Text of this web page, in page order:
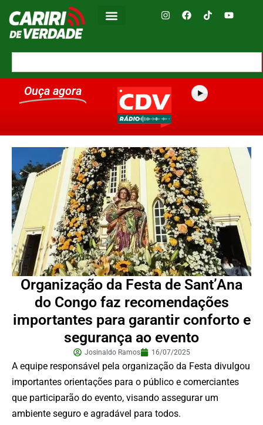
Ouça agora
Organização da Festa de Sant’Ana
do Congo faz recomendações
importantes para garantir conforto e
segurança ao evento
Josinaldo Ramos 16/07/2025
A equipe responsável pela organização da Festa divulgou
importantes orientações para o público e comerciantes
que participarão do evento, visando assegurar um
ambiente seguro e agradável para todos.